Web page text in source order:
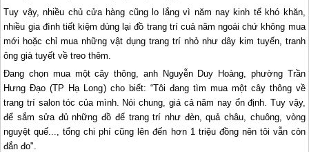
Tuy vậy, nhiều chủ cửa hàng cũng lo lắng vì năm nay kinh tế khó khăn,
nhiều gia đình tiết kiệm dùng lại đồ trang trí cuả năm ngoái chứ không mua
mới hoặc chỉ mua những vật dụng trang trí nhỏ như dây kim tuyến, tranh
ông già tuyết về treo thêm.
Đang chọn mua một cây thông, anh Nguyễn Duy Hoàng, phường Trần
Hưng Đạo (TP Hạ Long) cho biết: “Tôi đang tìm mua một cây thông về
trang trí salon tóc của mình. Nói chung, giá cả năm nay ổn định. Tuy vậy,
để sắm sửa đủ những đồ để trang trí như đèn, quả châu, chuông, vòng
nguyệt quế..., tổng chi phí cũng lên đến hơn 1 triệu đồng nên tôi vẫn còn
đắn đo".